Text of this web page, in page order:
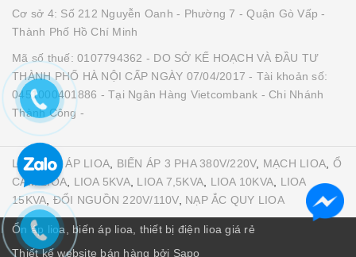
Cơ sở 4: Số 212 Nguyễn Oanh - Phường 7 - Quận Gò Vấp -
Thành Phố Hồ Chí Minh
Mã số thuế: 0107794362 - DO SỞ KẾ HOẠCH VÀ ĐẦU TƯ
THÀNH PHỐ HÀ NỘI CẤP NGÀY 07/04/2017 - Tài khoản số:
0451000401886 - Tại Ngân Hàng Vietcombank - Chi Nhánh
Thành Công -
LIOA, ỔN ÁP LIOA BIẾN ÁP 3 PHA 380V/220V, MẠCH LIOA Ổ
CẮM LIOA
LIOA 5KVA, LIOA 7,5KVA LIOA 10KVA
LIOA
15KVA ĐỔI NGUỒN 220V/110V, NẠP ẮC QUY LIOA
Ổn áp lioa, biến áp lioa, thiết bị điện lioa giá rẻ
Thiết kế website bán hàng bởi Sapo